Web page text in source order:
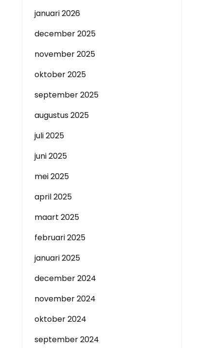
januari 2026
december 2025
november 2025
oktober 2025
september 2025
augustus 2025
juli 2025
juni 2025
mei 2025
april 2025
maart 2025
februari 2025
januari 2025
december 2024
november 2024
oktober 2024
september 2024